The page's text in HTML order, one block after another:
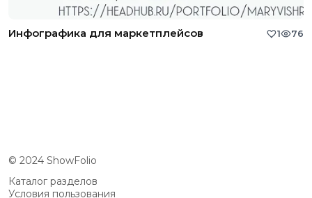
Инфографика для маркетплейсов 1 76
© 2024 ShowFolio
Каталог разделов
Условия пользования